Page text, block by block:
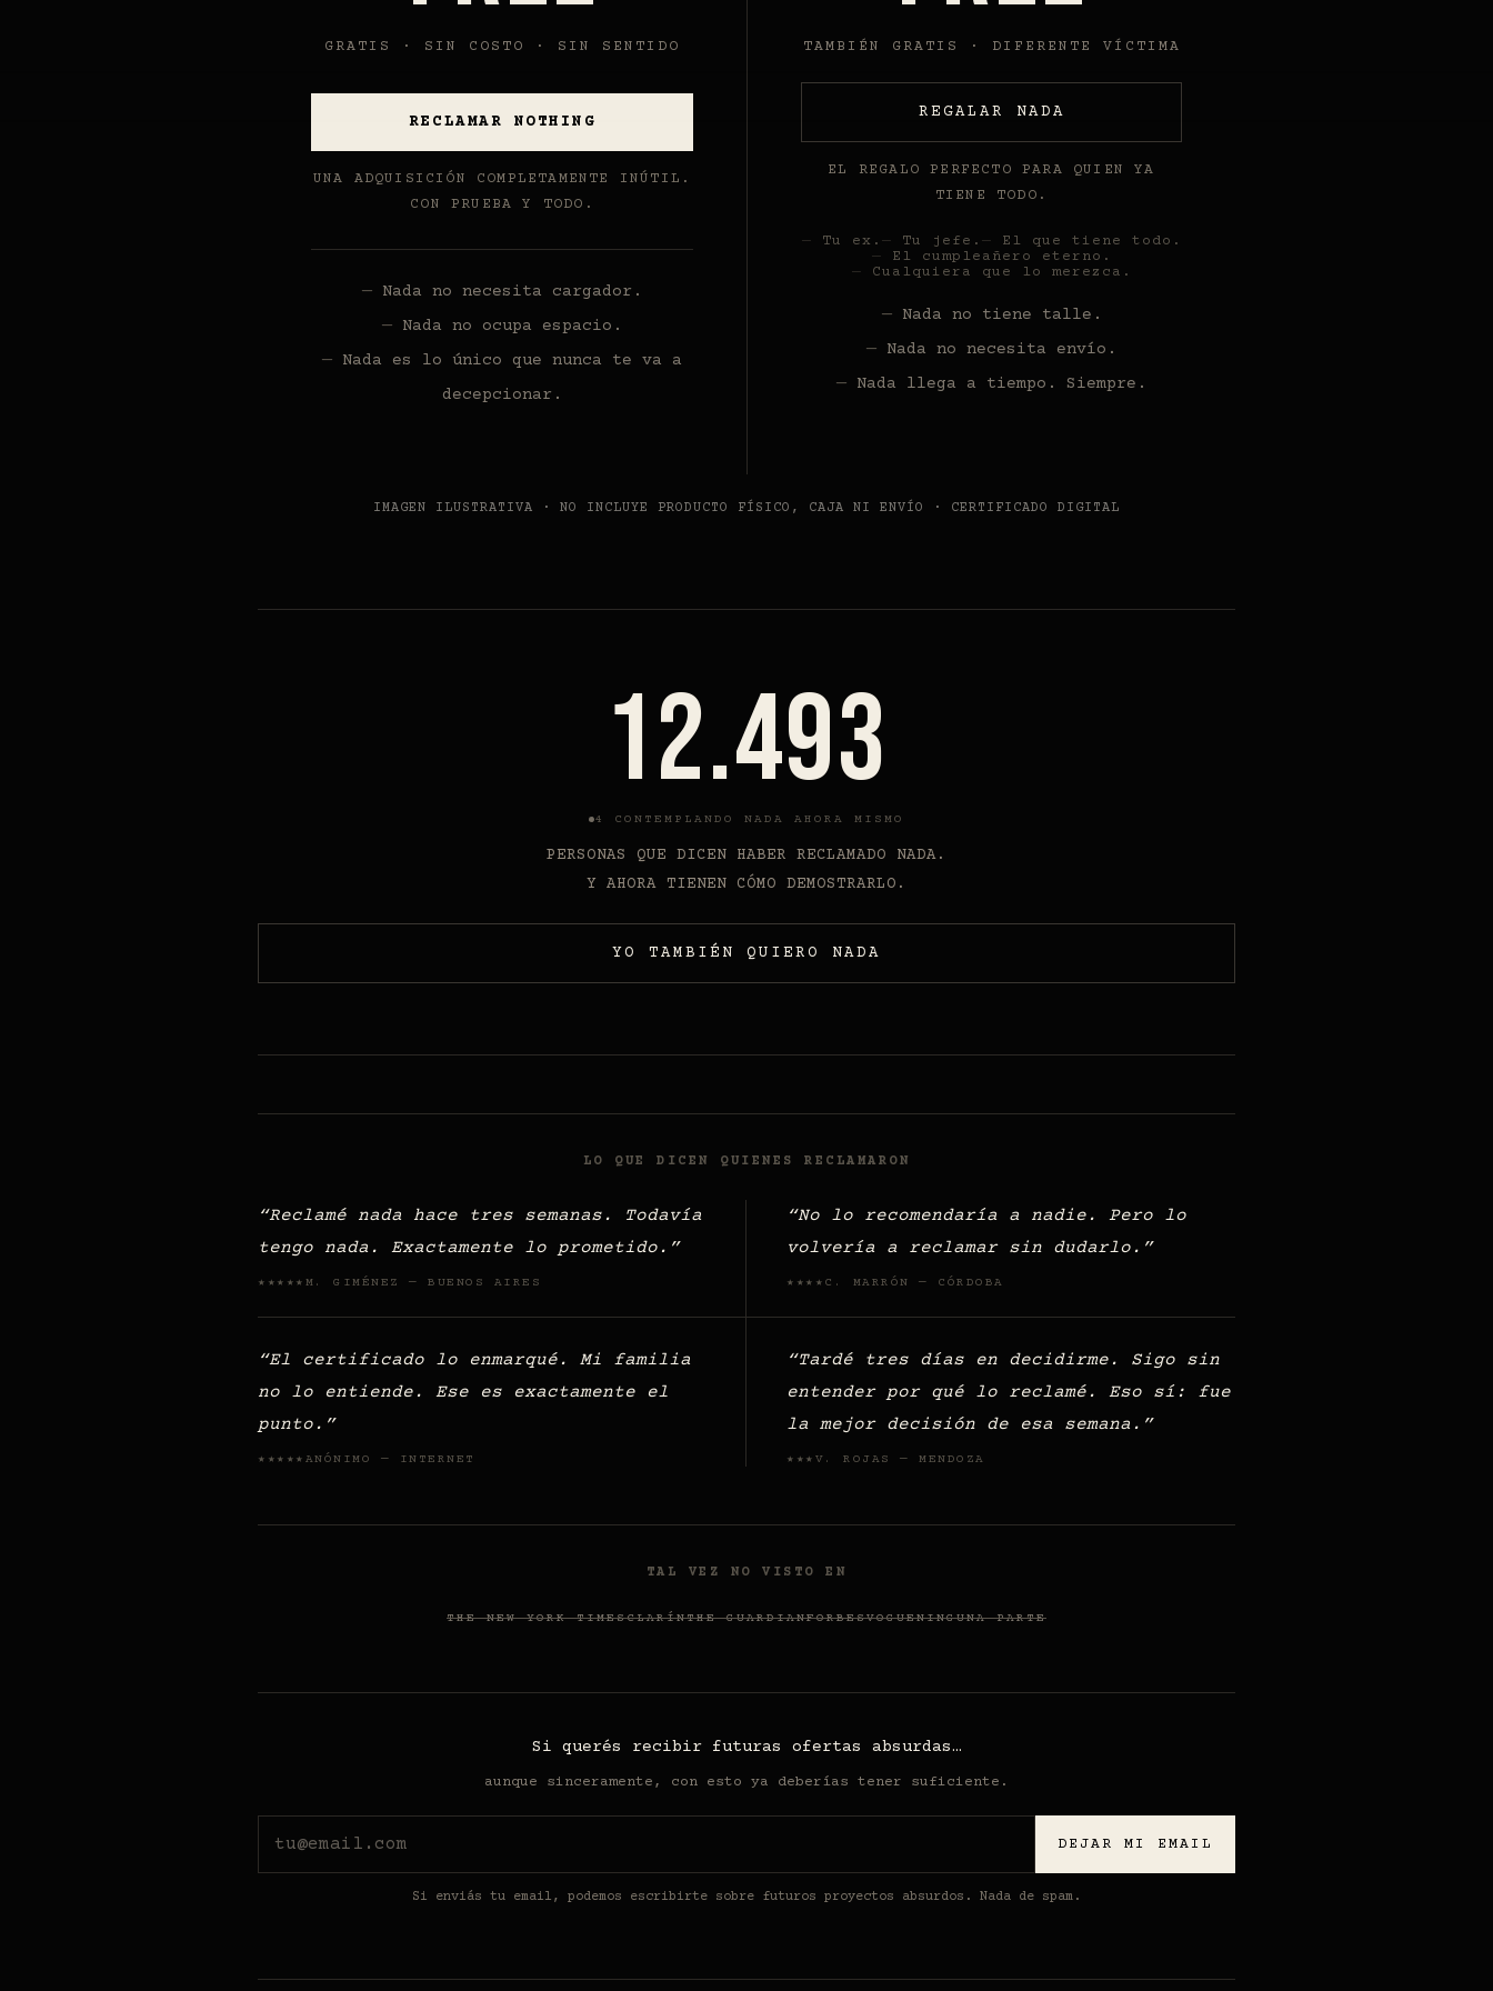
GRATIS · SIN COSTO · SIN SENTIDO
RECLAMAR NOTHING
UNA ADQUISICIÓN COMPLETAMENTE INÚTIL.
CON PRUEBA Y TODO.
Nada no necesita cargador.
Nada no ocupa espacio.
Nada es lo único que nunca te va a
decepcionar.
TAMBIÉN GRATIS · DIFERENTE VÍCTIMA
REGALAR NADA
EL REGALO PERFECTO PARA QUIEN YA
TIENE TODO.
Tu ex. Tu jefe.
El que tiene todo.
El cumpleañero eterno.
Cualquiera que lo merezca.
Nada no tiene talle.
Nada no necesita envío.
Nada llega a tiempo. Siempre.
IMAGEN ILUSTRATIVA · NO INCLUYE PRODUCTO FÍSICO, CAJA NI ENVÍO · CERTIFICADO DIGITAL
12.493
4 CONTEMPLANDO NADA AHORA MISMO
PERSONAS QUE DICEN HABER RECLAMADO NADA.
Y AHORA TIENEN CÓMO DEMOSTRARLO.
YO TAMBIÉN QUIERO NADA
LO QUE DICEN QUIENES RECLAMARON
Reclamé nada hace tres semanas. Todavía
tengo nada. Exactamente lo prometido.
★★★★★ M. GIMÉNEZ — BUENOS AIRES
No lo recomendaría a nadie. Pero lo
volvería a reclamar sin dudarlo.
★★★★ C. MARRÓN — CÓRDOBA
El certificado lo enmarqué. Mi familia
no lo entiende. Ese es exactamente el
punto.
★★★★★ ANÓNIMO — INTERNET
Tardé tres días en decidirme. Sigo sin
entender por qué lo reclamé. Eso sí: fue
la mejor decisión de esa semana.
★★★ V. ROJAS — MENDOZA
TAL VEZ NO VISTO EN
THE NEW YORK TIMESCLARÍNTHE GUARDIANFORBESVOGUENINGUNA PARTE
Si querés recibir futuras ofertas absurdas…
aunque sinceramente, con esto ya deberías tener suficiente.
DEJAR MI EMAIL
Si enviás tu email, podemos escribirte sobre futuros proyectos absurdos. Nada de spam.